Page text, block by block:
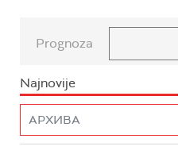
Prognoza
Najnovije